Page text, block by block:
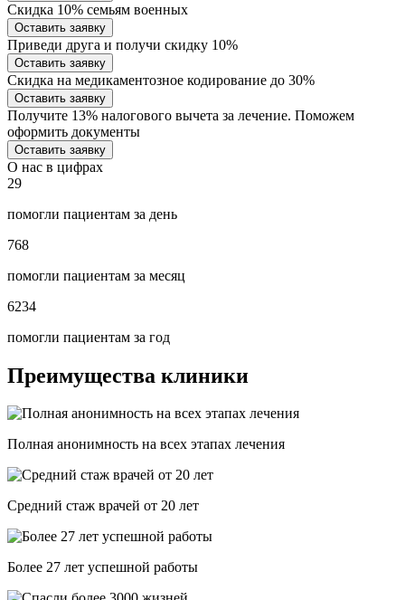
Скидка 10% семьям военных
Оставить заявку
Приведи друга и получи скидку 10%
Оставить заявку
Скидка на медикаментозное кодирование до 30%
Оставить заявку
Получите 13% налогового вычета за лечение. Поможем
оформить документы
Оставить заявку
О нас в цифрах
29
помогли пациентам за день
768
помогли пациентам за месяц
6234
помогли пациентам за год
Преимущества клиники
Полная анонимность на всех этапах лечения
Средний стаж врачей от 20 лет
Более 27 лет успешной работы